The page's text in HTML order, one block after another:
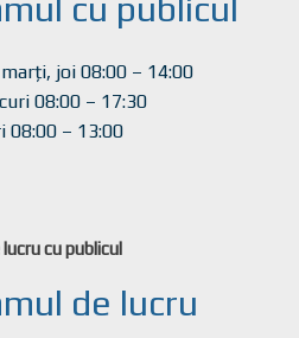
cu publicul
joi 08:00 – 14:00
08:00 – 17:30
08:00 – 13:00
cu publicul
de lucru